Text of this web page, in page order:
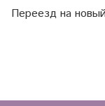
Переезд на